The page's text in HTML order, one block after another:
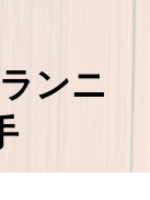
ンニ